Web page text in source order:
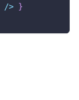
/> }